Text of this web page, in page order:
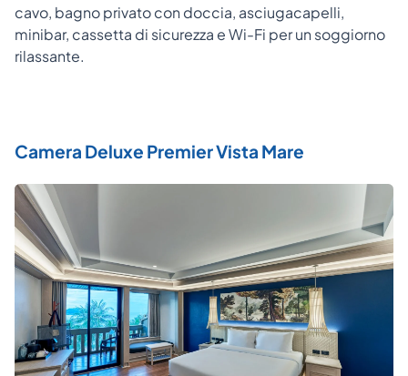
cavo, bagno privato con doccia, asciugacapelli,
minibar, cassetta di sicurezza e Wi-Fi per un soggiorno
rilassante.
Camera Deluxe Premier Vista Mare